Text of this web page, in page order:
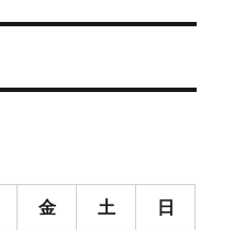
金 土 日